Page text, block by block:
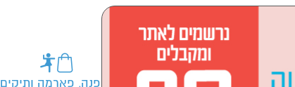
לבית ולגן ספורט, מחנאות וילדים אופנה, פארמה ותיקים